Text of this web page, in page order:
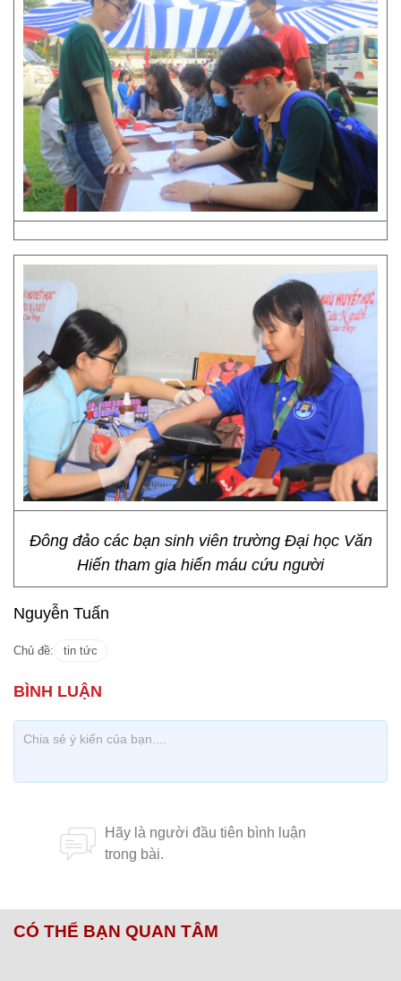
Đông đảo các bạn sinh viên trường Đại học Văn
Hiến tham gia hiến máu cứu người
Nguyễn Tuấn
Chủ đề: tin tức
CÓ THỂ BẠN QUAN TÂM